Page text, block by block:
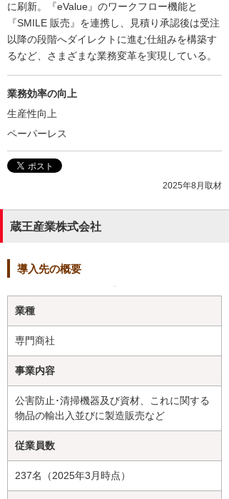
に刷新。『eValue』のワークフロー機能と
『SMILE 販売』を連携し、見積り承認後は受注
以降の段階へダイレクトに進む仕組みを構築す
るなど、さまざまな業務変革を実現している。
業務効率の向上
生産性向上
ペーパーレス
2025年8月取材
蔵王産業株式会社
導入先の概要
業種
専門商社
事業内容
公害防止･清掃機器及び資材、これに関する
物品の輸出入並びに製造販売など
従業員数
237名（2025年3月時点）